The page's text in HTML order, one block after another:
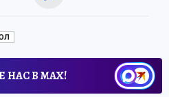
НАС В МАХ!